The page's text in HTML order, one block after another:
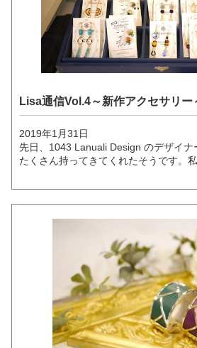
Lisa通信Vol.4～新作アクセサリー
2019年1月31日
先日、1043 Lanuali Design のデザイナ
たくさん持ってきてくれたそうです。